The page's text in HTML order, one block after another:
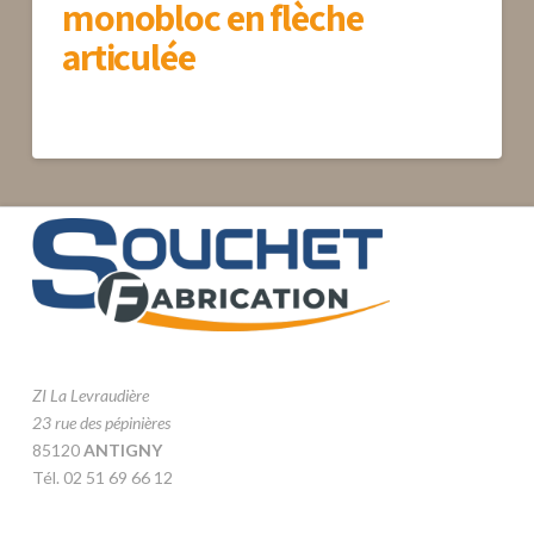
monobloc en flèche
articulée
ZI La Levraudière
23 rue des pépinières
85120ANTIGNY
Tél. 02 51 69 66 12